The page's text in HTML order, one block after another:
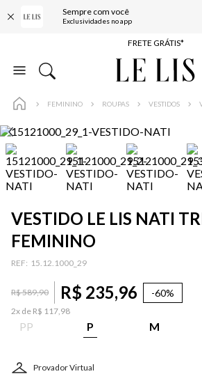
Sempre com você
Exclusividades no appENTREGA EXPRESSA*
FRETE GRÁTIS*
BAIXE O APP
FEMININO ROUPAS VESTIDOS
VESTIDO LE LIS NATI
FEMININO
: 15.12.1000_29
R$589,90 R$ 235,96 -60%
2x de R$ 117,98
PP P M
Provador Virtual